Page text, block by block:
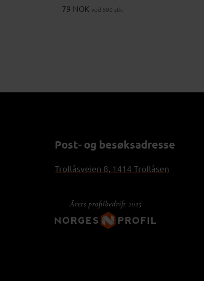
79 NOK ved 500 stk.
Post- og besøksadresse
Trollåsveien 8, 1414 Trollåsen